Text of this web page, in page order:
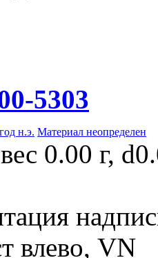
5303
н.э. Материал неопределен
0.00 г,
влево, VN